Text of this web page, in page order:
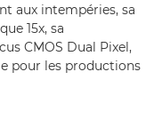
aux intempéries, sa
15x, sa
CMOS Dual Pixel,
pour les productions